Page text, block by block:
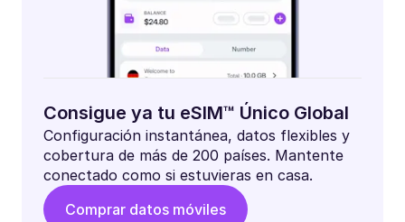
Consigue ya tu eSIM™ Único Global
Configuración instantánea, datos flexibles y
cobertura de más de 200 países. Mantente
conectado como si estuvieras en casa.
Comprar datos móviles